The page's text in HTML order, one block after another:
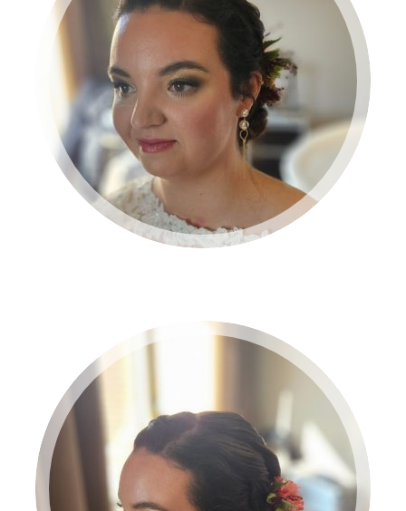
BRUID 2024
BRUID 2024